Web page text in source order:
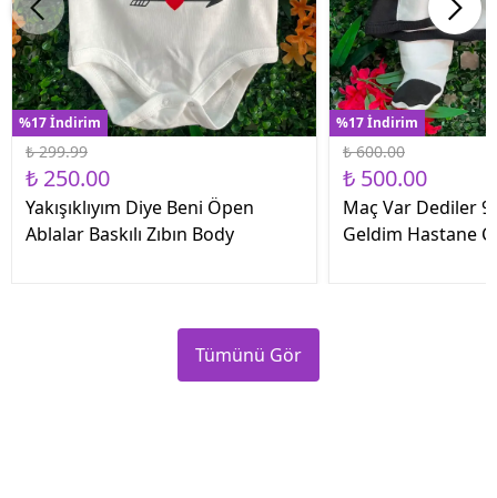
%17 İndirim
₺ 299.99
₺ 250.00
Yakışıklıyım Diye Beni Öpen
Ablalar Baskılı Zıbın Body
%17 İndirim
₺ 600.00
₺ 500.00
Maç Var Dediler 9
Geldim Hastane
Tümünü Gör